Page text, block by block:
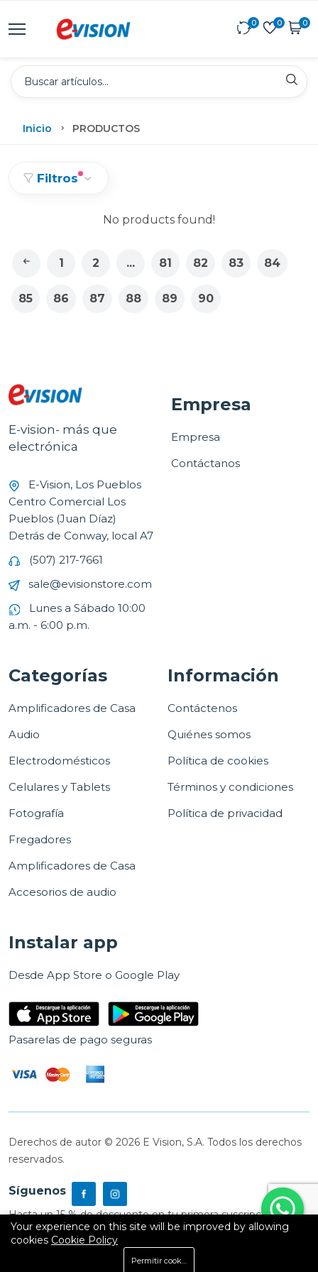
0 0 0
Inicio PRODUCTOS
Filtros
No products found!
1 2 ... 81 82 83 84
85 86 87 88 89 90
E-vision- más que
electrónica
E-Vision, Los Pueblos
Centro Comercial Los
Pueblos (Juan Díaz)
Detrás de Conway, local A7
(507) 217-7661
sale@evisionstore.com
Lunes a Sábado 10:00
a.m. - 6:00 p.m.
Empresa
Empresa
Contáctanos
Categorías
Amplificadores de Casa
Audio
Electrodomésticos
Celulares y Tablets
Fotografía
Fregadores
Amplificadores de Casa
Accesorios de audio
Información
Contáctenos
Quiénes somos
Política de cookies
Términos y condiciones
Política de privacidad
Instalar app
Desde App Store o Google Play
Pasarelas de pago seguras
Derechos de autor © 2026 E Vision, S.A. Todos los derechos
reservados.
Síguenos
Hasta un 15 % de descuento en tu primera suscripción
Carrito
Your experience on this site will be improved by allowing
cookies Cookie Policy
Permitir cookies